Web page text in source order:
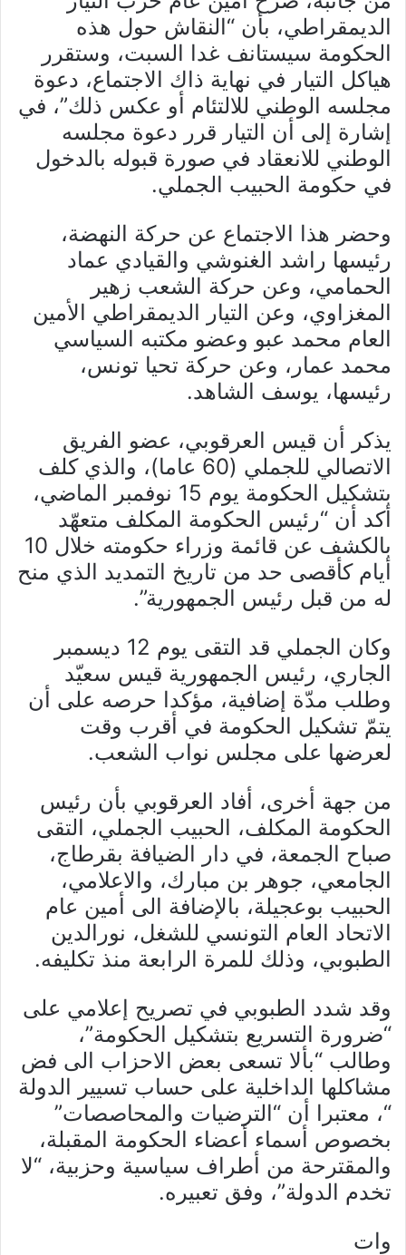
الديمقراطي، بأن “النقاش حول هذه
الحكومة سيستانف غدا السبت، وستقرر
هياكل التيار في نهاية ذاك الاجتماع، دعوة
مجلسه الوطني للالتئام أو عكس ذلك”، في
إشارة إلى أن التيار قرر دعوة مجلسه
الوطني للانعقاد في صورة قبوله بالدخول
في حكومة الحبيب الجملي.
وحضر هذا الاجتماع عن حركة النهضة،
رئيسها راشد الغنوشي والقيادي عماد
الحمامي، وعن حركة الشعب زهير
المغزاوي، وعن التيار الديمقراطي الأمين
العام محمد عبو وعضو مكتبه السياسي
محمد عمار، وعن حركة تحيا تونس،
رئيسها، يوسف الشاهد.
يذكر أن قيس العرقوبي، عضو الفريق
الاتصالي للجملي (60 عاما)، والذي كلف
بتشكيل الحكومة يوم 15 نوفمبر الماضي،
أكد أن “رئيس الحكومة المكلف متعهّد
بالكشف عن قائمة وزراء حكومته خلال 10
أيام كأقصى حد من تاريخ التمديد الذي منح
له من قبل رئيس الجمهورية”.
وكان الجملي قد التقى يوم 12 ديسمبر
الجاري، رئيس الجمهورية قيس سعيّد
وطلب مدّة إضافية، مؤكدا حرصه على أن
يتمّ تشكيل الحكومة في أقرب وقت
لعرضها على مجلس نواب الشعب.
من جهة أخرى، أفاد العرقوبي بأن رئيس
الحكومة المكلف، الحبيب الجملي، التقى
صباح الجمعة، في دار الضيافة بقرطاج،
الجامعي، جوهر بن مبارك، والاعلامي،
الحبيب بوعجيلة، بالإضافة الى أمين عام
الاتحاد العام التونسي للشغل، نورالدين
الطبوبي، وذلك للمرة الرابعة منذ تكليفه.
وقد شدد الطبوبي في تصريح إعلامي على
“ضرورة التسريع بتشكيل الحكومة”،
وطالب “بألا تسعى بعض الاحزاب الى فض
مشاكلها الداخلية على حساب تسيير الدولة
“، معتبرا أن “الترضيات والمحاصصات”
بخصوص أسماء أعضاء الحكومة المقبلة،
والمقترحة من أطراف سياسية وحزبية، “لا
تخدم الدولة”، وفق تعبيره.
وات